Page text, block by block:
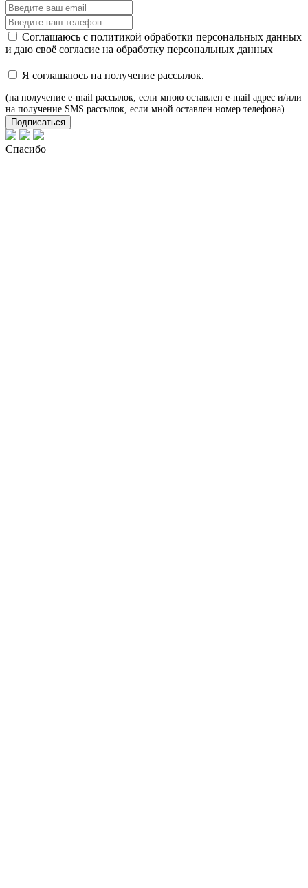
Соглашаюсь с политикой обработки персональных данных
и даю своё согласие на обработку персональных данных
Я соглашаюсь на получение рассылок.
(на получение e-mail рассылок, если мною оставлен e-mail адрес и/или
на получение SMS рассылок, если мной оставлен номер телефона)
Подписаться
Спасибо